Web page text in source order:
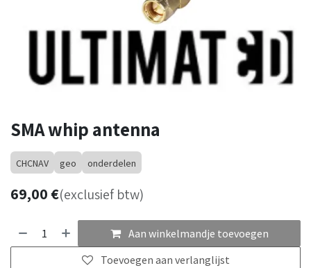
SMA whip antenna
CHCNAV geo onderdelen
69,00€(exclusief btw)
Aan winkelmandje toevoegen
Toevoegen aan verlanglijst